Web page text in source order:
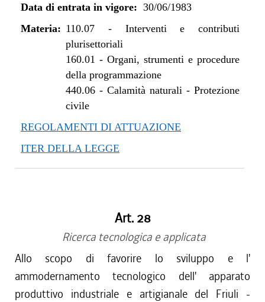
Data di entrata in vigore: 30/06/1983
Materia: 110.07- Interventi e contributi
plurisettoriali
160.01 - Organi, strumenti e procedure
della programmazione
440.06- Calamità naturali - Protezione
civile
REGOLAMENTI DI ATTUAZIONE
ITER DELLA LEGGE
Art. 28
Ricerca tecnologica e applicata
Allo scopo di favorire lo sviluppo e l'
ammodernamento tecnologico dell' apparato
produttivo industriale e artigianale del Friuli -